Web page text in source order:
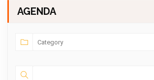
AGENDA